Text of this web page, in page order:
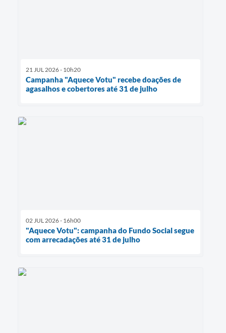
21 JUL 2026 - 10h20
Campanha "Aquece Votu" recebe doações de
agasalhos e cobertores até 31 de julho
02 JUL 2026 - 16h00
"Aquece Votu": campanha do Fundo Social segue
com arrecadações até 31 de julho